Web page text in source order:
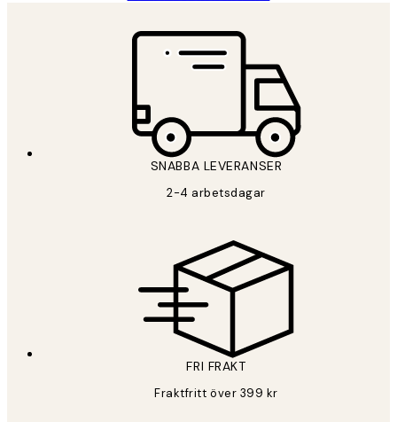
SNABBA LEVERANSER
2-4 arbetsdagar
FRI FRAKT
Fraktfritt över 399 kr